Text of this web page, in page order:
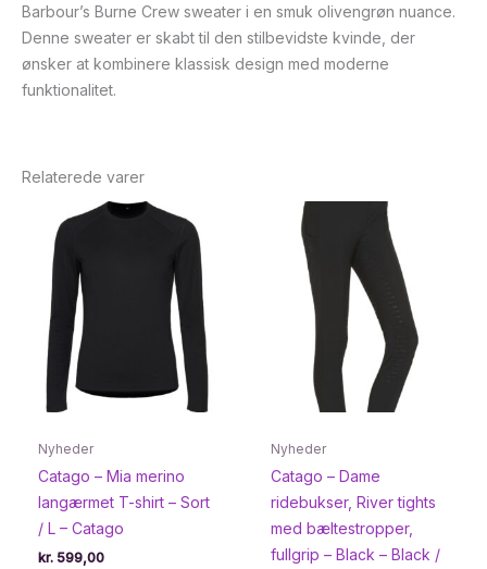
Barbour’s Burne Crew sweater i en smuk olivengrøn nuance.
Denne sweater er skabt til den stilbevidste kvinde, der
ønsker at kombinere klassisk design med moderne
funktionalitet.
Relaterede varer
Nyheder
Catago – Mia merino
langærmet T-shirt – Sort
/ L – Catago
kr. 599,00
Nyheder
Catago – Dame
ridebukser, River tights
med bæltestropper,
fullgrip – Black – Black /